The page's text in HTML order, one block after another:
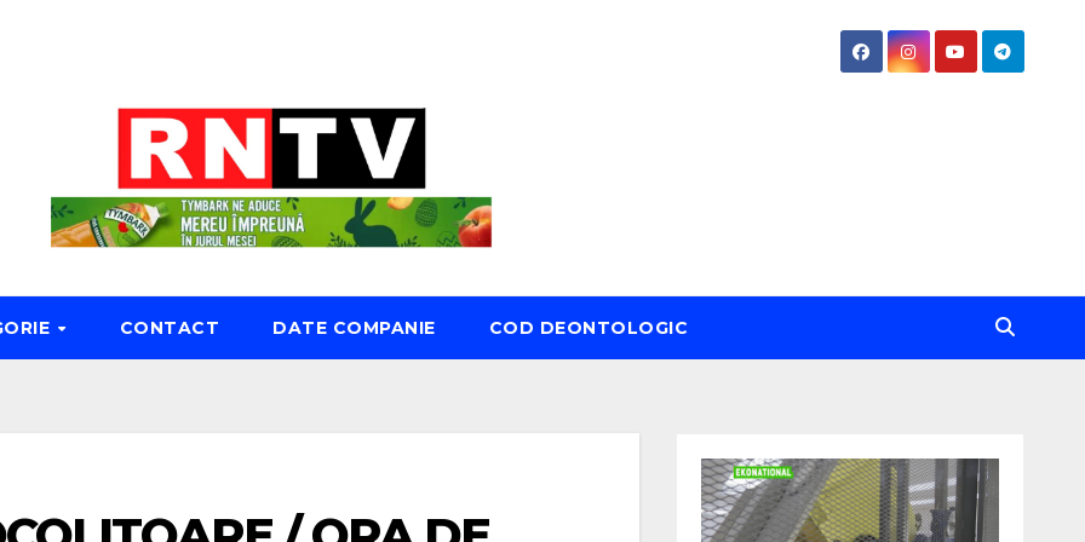
CONTACT DATE COMPANIE COD DEONTOLOGIC